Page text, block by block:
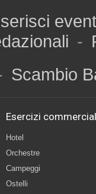
-
Scambio
Esercizi
Hotel
Orchestre
Campeggi
Ostelli